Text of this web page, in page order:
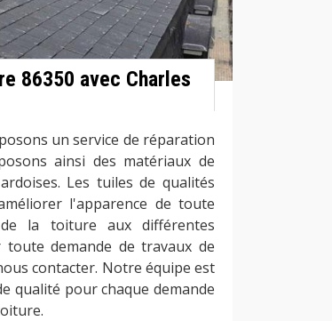
86350 avec Charles
un service de réparation
ainsi des matériaux de
Les tuiles de qualités
l'apparence de toute
la toiture aux différentes
demande de travaux de
contacter. Notre équipe est
qualité pour chaque demande